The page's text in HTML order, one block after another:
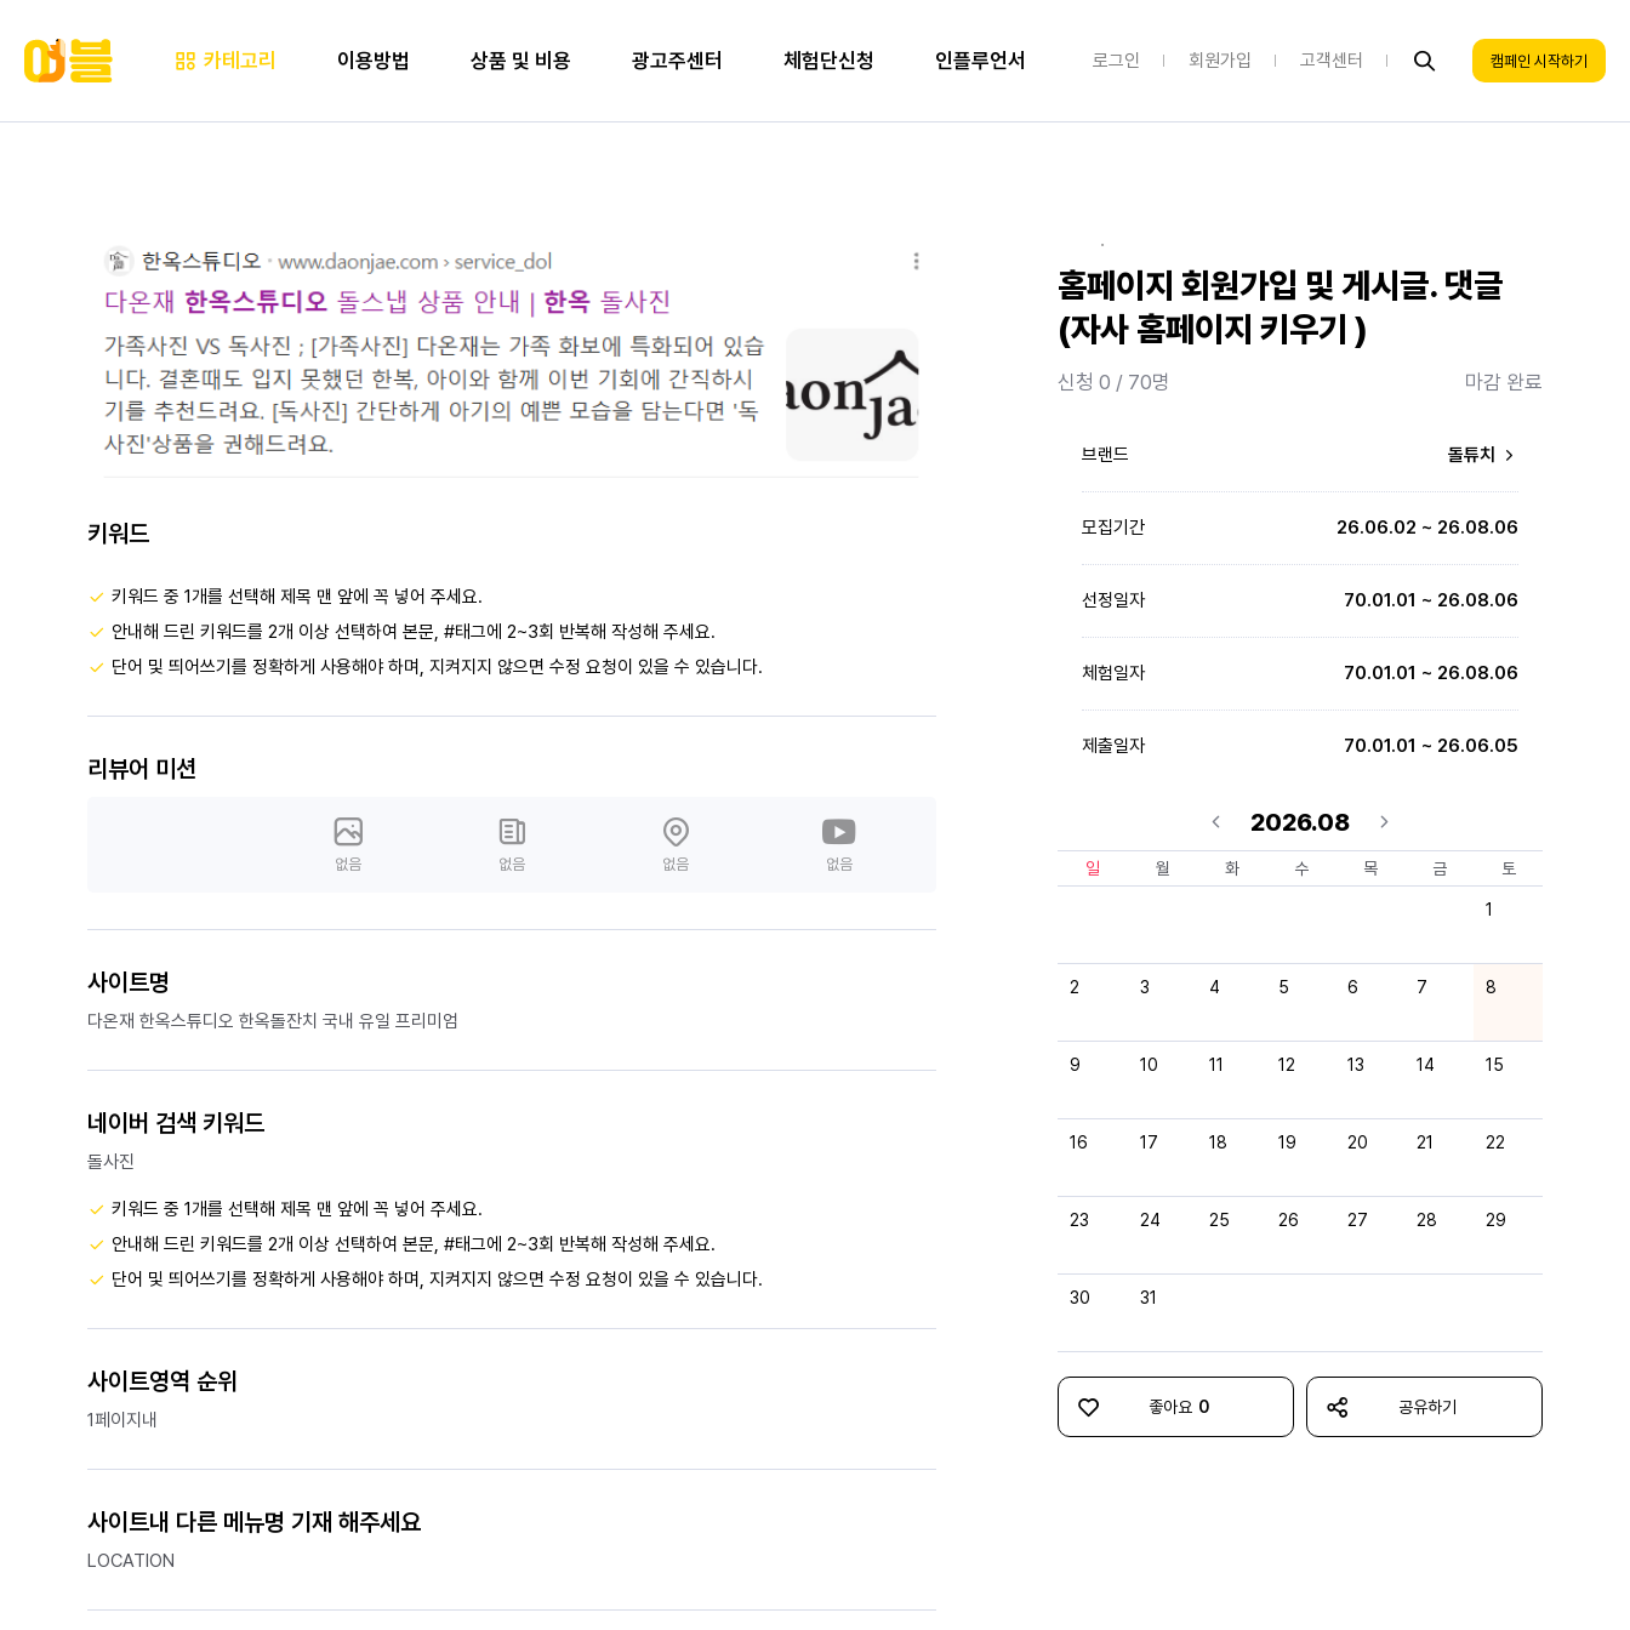
카테고리 이용방법 상품 및 비용 광고주센터 체험단신청 인플루언서 로그인 회원가입 고객센터 캠페인 시작하기
·
홈페이지 회원가입 및 게시글. 댓글
(자사 홈페이지 키우기 )
신청 0 / 70명 마감 완료
브랜드 돌튜치
모집기간 26.06.02 ~ 26.08.06
선정일자 70.01.01 ~ 26.08.06
체험일자 70.01.01 ~ 26.08.06
제출일자 70.01.01 ~ 26.06.05
2026.08
일 월 화 수 목 금 토
1
2 3 4 5 6 7 8
9 10 11 12 13 14 15
16 17 18 19 20 21 22
23 24 25 26 27 28 29
30 31
좋아요 0 공유하기
키워드
키워드 중 1개를 선택해 제목 맨 앞에 꼭 넣어 주세요.
안내해 드린 키워드를 2개 이상 선택하여 본문, #태그에 2~3회 반복해 작성해 주세요.
단어 및 띄어쓰기를 정확하게 사용해야 하며, 지켜지지 않으면 수정 요청이 있을 수 있습니다.
리뷰어 미션
없음 없음 없음 없음
사이트명
다온재 한옥스튜디오 한옥돌잔치 국내 유일 프리미엄
네이버 검색 키워드
돌사진
키워드 중 1개를 선택해 제목 맨 앞에 꼭 넣어 주세요.
안내해 드린 키워드를 2개 이상 선택하여 본문, #태그에 2~3회 반복해 작성해 주세요.
단어 및 띄어쓰기를 정확하게 사용해야 하며, 지켜지지 않으면 수정 요청이 있을 수 있습니다.
사이트영역 순위
1페이지내
사이트내 다른 메뉴명 기재 해주세요
LOCATION